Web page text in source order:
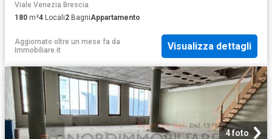
Viale Venezia Brescia
180 m²4 Locali2 BagniAppartamento
Aggiornato oltre un mese fa da
Immobiliare.it
Visualizza dettagli
4 foto